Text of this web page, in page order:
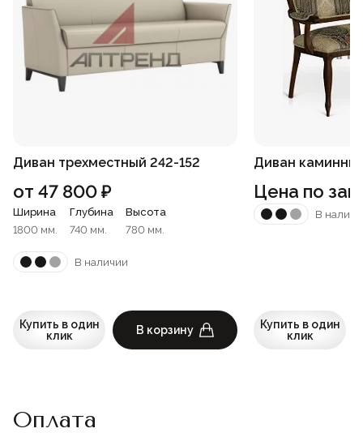
Диван трехместный 242-152
от 47 800₽
Ширина
1800 мм.
Глубина
740 мм.
Высота
780 мм.
В наличии
Купить в один
клик
В корзину
Диван
Цена по
В
Купить в один
клик
Оплата